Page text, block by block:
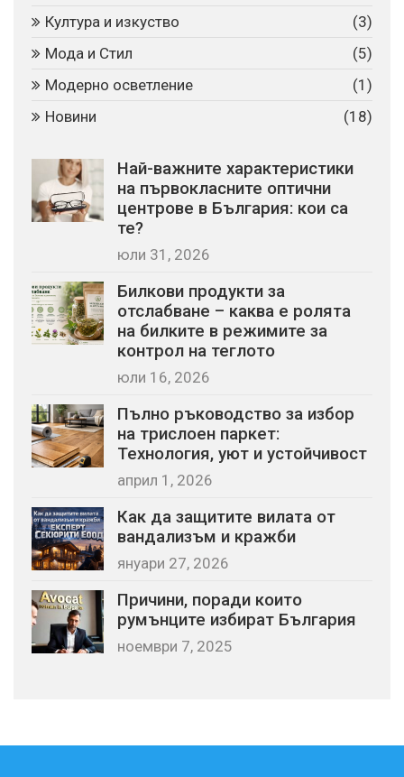
Култура и изкуство
(3)
Мода и Стил
(5)
Модерно осветление
(1)
Новини
(18)
Най-важните характеристики
на първокласните оптични
центрове в България: кои са
те?
юли 31, 2026
Билкови продукти за
отслабване – каква е ролята
на билките в режимите за
контрол на теглото
юли 16, 2026
Пълно ръководство за избор
на трислоен паркет:
Технология, уют и устойчивост
април 1, 2026
Как да защитите вилата от
вандализъм и кражби
януари 27, 2026
Причини, поради които
румънците избират България
ноември 7, 2025